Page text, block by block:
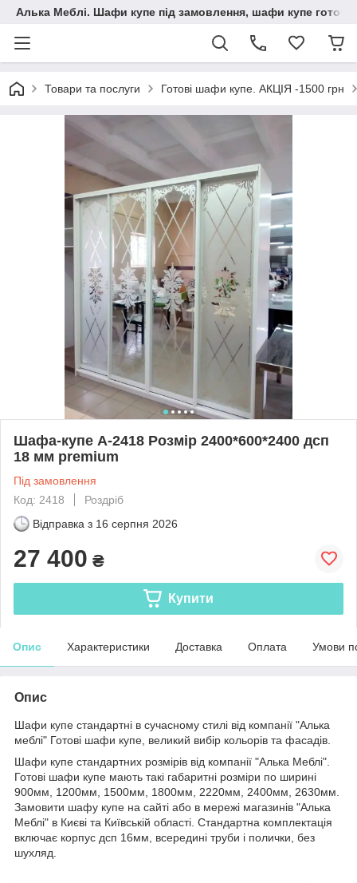
Алька Меблі. Шафи купе під замовлення, шафи купе готові,
Товари та послуги Готові шафи купе. АКЦІЯ -1500 грн
Шафа-купе А-2418 Розмір 2400*600*2400 дсп
18 мм premium
Під замовлення
Код: 2418
Роздріб
Відправка з 16 серпня 2026
27 400 ₴
Купити
Опис Характеристики Доставка Оплата Умови
Опис
Шафи купе стандартні в сучасному стилі від компанії "Алька
меблі" Готові шафи купе, великий вибір кольорів та фасадів.
Шафи купе стандартних розмірів від компанії "Алька Меблі".
Готові шафи купе мають такі габаритні розміри по ширині
900мм, 1200мм, 1500мм, 1800мм, 2220мм, 2400мм, 2630мм.
Замовити шафу купе на сайті або в мережі магазинів "Алька
Меблі" в Києві та Київській області. Стандартна комплектація
включає корпус дсп 16мм, всередині труби і полички, без
шухляд.